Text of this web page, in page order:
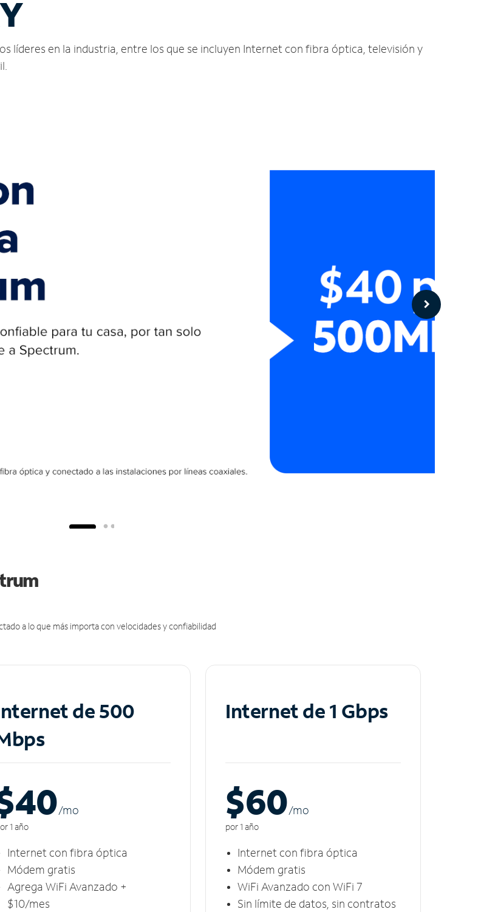
líderes en la industria, entre los que se incluyen Internet con fibra óptica, televisión y
a lo que más importa con velocidades y confiabilidad
de 500
/mo
1 año
Internet con fibra óptica
Módem gratis
Agrega WiFi Avanzado +
$10/mes
Internet de 1 Gbps
$60/mo
por 1 año
Internet con fibra óptica
Módem gratis
WiFi Avanzado con WiFi 7
Sin límite de datos, sin contratos